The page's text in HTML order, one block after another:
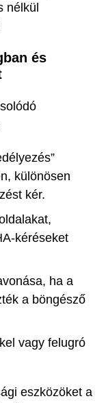
nélkül
és
különösen
kér.
kéréseket
ha a
a böngésző
vagy felugró
eszközöket a